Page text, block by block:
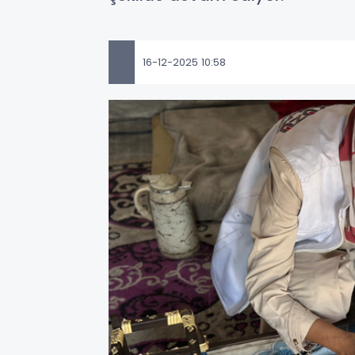
16-12-2025 10:58